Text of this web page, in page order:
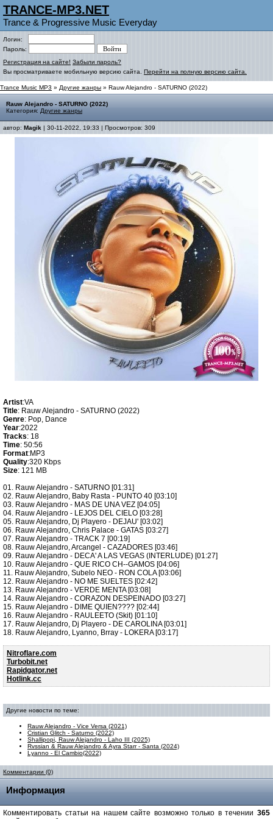
TRANCE-MP3.NET
Trance & Progressive Music Everyday
Логин:
Пароль:
Регистрация на сайте! Забыли пароль?
Вы просматриваете мобильную версию сайта. Перейти на полную версию сайта.
Trance Music MP3 » Другие жанры » Rauw Alejandro - SATURNO (2022)
Rauw Alejandro - SATURNO (2022)
Категория: Другие жанры
автор: Magik | 30-11-2022, 19:33 | Просмотров: 309
Artist:VA
Title: Rauw Alejandro - SATURNO (2022)
Genre: Pop, Dance
Year:2022
Tracks: 18
Time: 50:56
Format:MP3
Quality:320 Kbps
Size: 121 MB
01. Rauw Alejandro - SATURNO [01:31]
02. Rauw Alejandro, Baby Rasta - PUNTO 40 [03:10]
03. Rauw Alejandro - MAS DE UNA VEZ [04:05]
04. Rauw Alejandro - LEJOS DEL CIELO [03:28]
05. Rauw Alejandro, Dj Playero - DEJAU' [03:02]
06. Rauw Alejandro, Chris Palace - GATAS [03:27]
07. Rauw Alejandro - TRACK 7 [00:19]
08. Rauw Alejandro, Arcangel - CAZADORES [03:46]
09. Rauw Alejandro - DECA' A LAS VEGAS (INTERLUDE) [01:27]
10. Rauw Alejandro - QUE RICO CH--GAMOS [04:06]
11. Rauw Alejandro, Subelo NEO - RON COLA [03:06]
12. Rauw Alejandro - NO ME SUELTES [02:42]
13. Rauw Alejandro - VERDE MENTA [03:08]
14. Rauw Alejandro - CORAZON DESPEINADO [03:27]
15. Rauw Alejandro - DIME QUIEN???? [02:44]
16. Rauw Alejandro - RAULEETO (Skit) [01:10]
17. Rauw Alejandro, Dj Playero - DE CAROLINA [03:01]
18. Rauw Alejandro, Lyanno, Brray - LOKERA [03:17]
Nitroflare.com
Turbobit.net
Rapidgator.net
Hotlink.cc
Другие новости по теме:
Rauw Alejandro - Vice Versa (2021)
Cristian Glitch - Saturno (2022)
Shallipopi, Rauw Alejandro - Laho III (2025)
Rvssian & Rauw Alejandro & Ayra Starr - Santa (2024)
Lyanno - El Cambio(2022)
Комментарии (0)
Информация
Комментировать статьи на нашем сайте возможно только в течении 365